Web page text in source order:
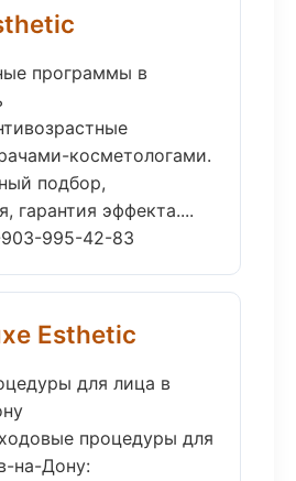
программы в
косметологами.
подбор,
гарантия эффекта....
995-42-83
Esthetic
для лица в
процедуры для
на-Дону: